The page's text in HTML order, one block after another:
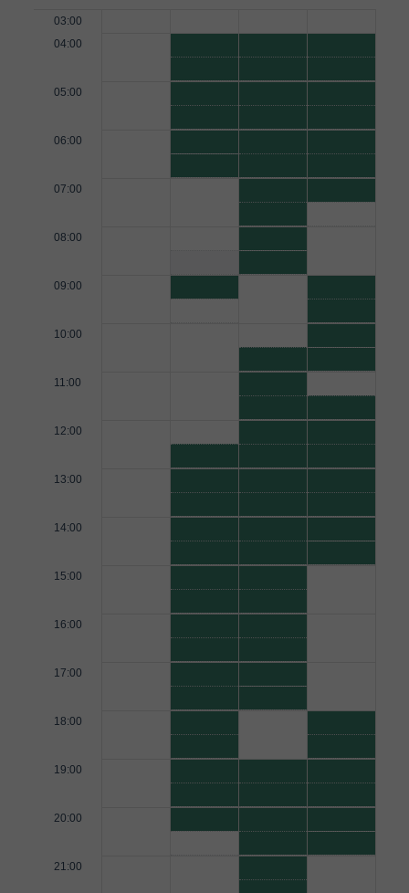
03:00
04:00
05:00
06:00
07:00
08:00
09:00
10:00
11:00
12:00
13:00
14:00
15:00
16:00
17:00
18:00
19:00
20:00
21:00